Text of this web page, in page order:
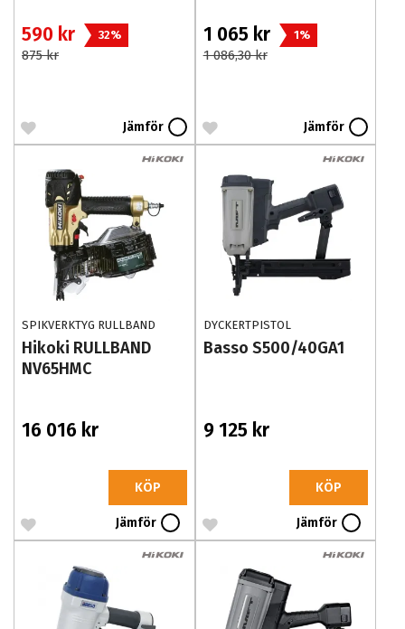
590 kr 32%
875 kr
Jämför
1 065 kr 1%
1 086,30 kr
Jämför
SPIKVERKTYG RULLBAND
Hikoki RULLBAND
NV65HMC
16 016 kr
KÖP
Jämför
DYCKERTPISTOL
Basso S500/40GA1
9 125 kr
KÖP
Jämför